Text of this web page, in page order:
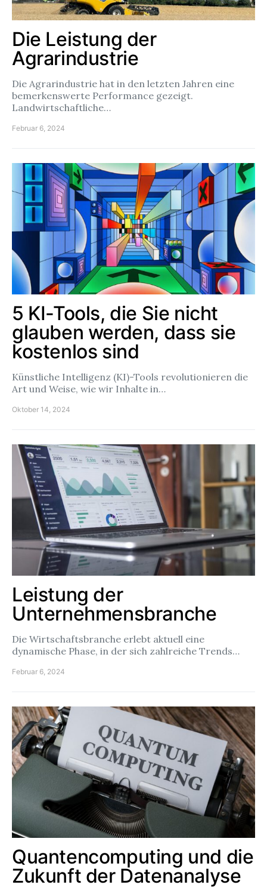
Die Leistung der
Agrarindustrie
Die Agrarindustrie hat in den letzten Jahren eine
bemerkenswerte Performance gezeigt.
Landwirtschaftliche…
Februar 6, 2024
5 KI-Tools, die Sie nicht
glauben werden, dass sie
kostenlos sind
Künstliche Intelligenz (KI)-Tools revolutionieren die
Art und Weise, wie wir Inhalte in…
Oktober 14, 2024
Leistung der
Unternehmensbranche
Die Wirtschaftsbranche erlebt aktuell eine
dynamische Phase, in der sich zahlreiche Trends…
Februar 6, 2024
Quantencomputing und die
Zukunft der Datenanalyse